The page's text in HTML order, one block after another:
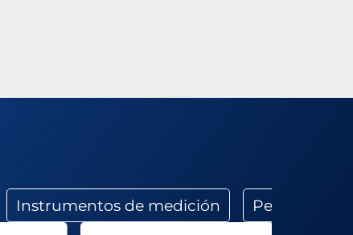
Instrumentos de medición Perforado